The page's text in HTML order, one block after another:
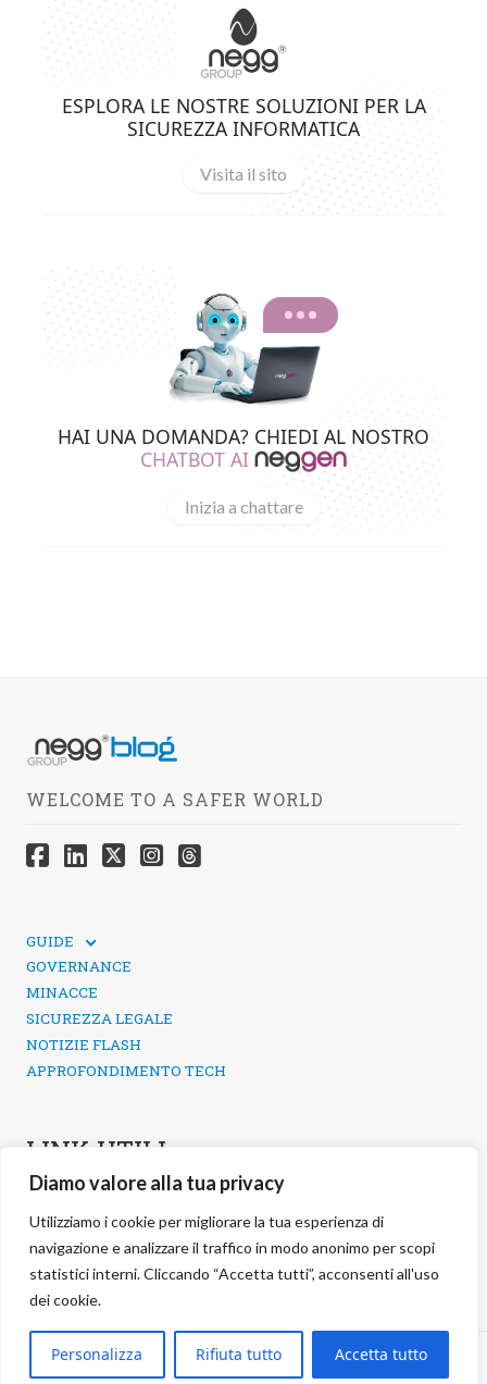
Diamo valore alla tua privacy
Utilizziamo i cookie per migliorare la tua esperienza di
navigazione e analizzare il traffico in modo anonimo per scopi
statistici interni. Cliccando “Accetta tutti”, acconsenti all'uso
dei cookie.
Personalizza Rifiuta tutto Accetta tutto
ESPLORA LE NOSTRE SOLUZIONI PER LA
SICUREZZA INFORMATICA
Visita il sito
HAI UNA DOMANDA? CHIEDI AL NOSTRO
CHATBOT AI
Inizia a chattare
WELCOME TO A SAFER WORLD
GUIDE
SICUREZZA DEI SOCIAL MEDIA
GOVERNANCE
MINACCE
SICUREZZA LEGALE
NOTIZIE FLASH
APPROFONDIMENTO TECH
LINK UTILI
CONTATTI
INFORMATIVA SULLA PRIVACY
POLITICA DEI COOKIE
GESTIONE COOKIE
2026 negg Blog · All rights reserved · negg® GroupS.r.l. ·